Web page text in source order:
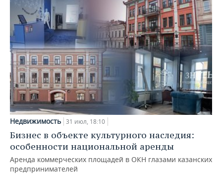
Недвижимость 31 июл, 18:10
Бизнес в объекте культурного наследия:
особенности национальной аренды
Аренда коммерческих площадей в ОКН глазами казанских
предпринимателей